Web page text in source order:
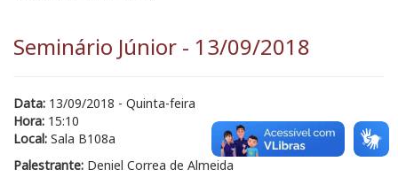
Seminário Júnior - 13/09/2018
Data: 13/09/2018 - Quinta-feira
Hora: 15:10
Local: Sala B108a
Palestrante: Deniel Correa de Almeida